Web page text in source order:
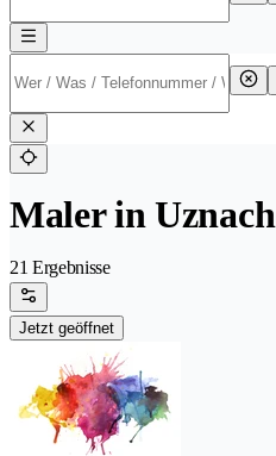
Maler in Uznach
21 Ergebnisse
Jetzt geöffnet